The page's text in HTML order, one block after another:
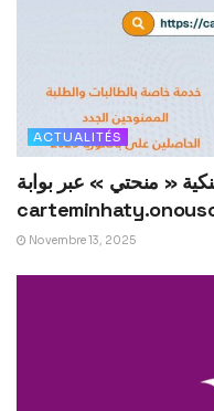
ACTUALITÉS
« منحتي » عبر بوابة
Novembre 13, 2025